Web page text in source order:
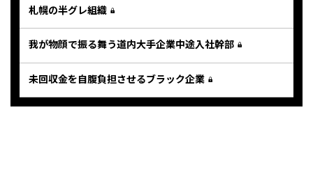
札幌の半グレ組織
我が物顔で振る舞う道内大手企業中途入社幹部
未回収金を自腹負担させるブラック企業